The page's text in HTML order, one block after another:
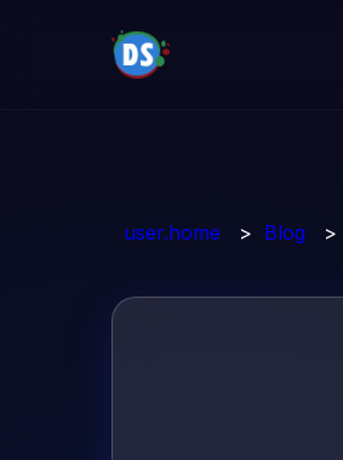
user.home > Blog >